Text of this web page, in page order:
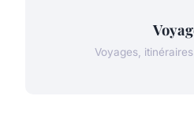
Voyages,